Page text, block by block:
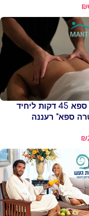
₪
טיפול ספא 45 דקות ליחיד
ספא" רעננה
₪